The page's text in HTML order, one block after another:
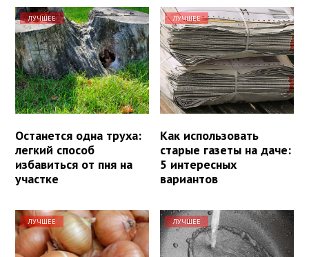
ЛУЧШЕЕ
Останется одна труха:
легкий способ
избавиться от пня на
участке
ЛУЧШЕЕ
Как использовать
старые газеты на даче:
5 интересных
вариантов
ЛУЧШЕЕ ЛУЧШЕЕ